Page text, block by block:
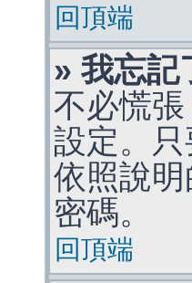
回頂端
» 我忘記
不必慌
設定。
依照說
密碼。
回頂端